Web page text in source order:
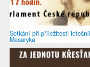
Setkání při příležitosti
Masaryka